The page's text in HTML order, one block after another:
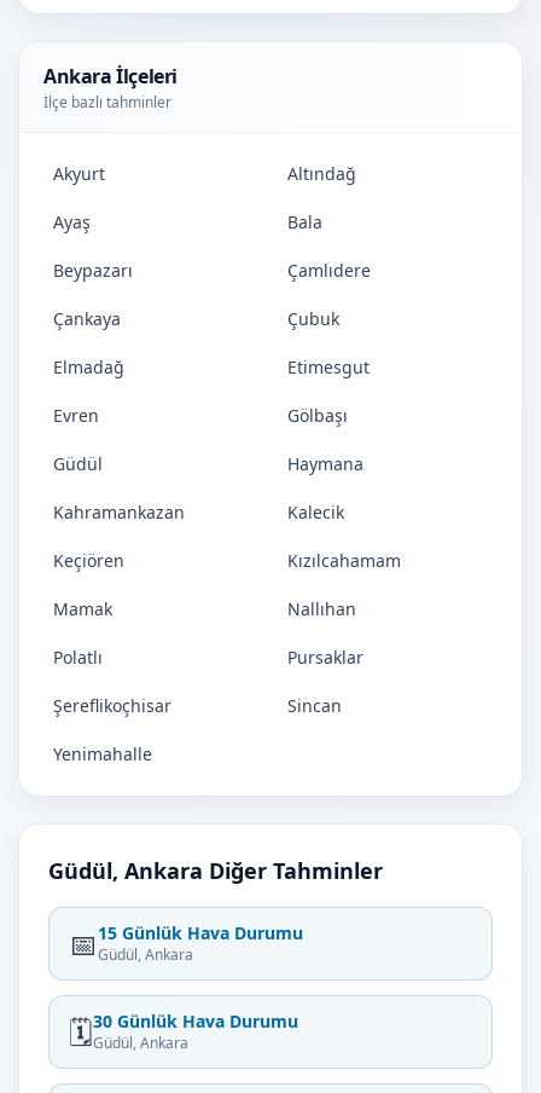
Ankara İlçeleri
İlçe bazlı tahminler
Akyurt Altındağ
Ayaş Bala
Beypazarı Çamlıdere
Çankaya Çubuk
Elmadağ Etimesgut
Evren Gölbaşı
Güdül Haymana
Kahramankazan Kalecik
Keçiören Kızılcahamam
Mamak Nallıhan
Polatlı Pursaklar
Şereflikoçhisar Sincan
Yenimahalle
Güdül, Ankara Diğer Tahminler
📅 15 Günlük Hava Durumu
Güdül, Ankara
🗓️30 Günlük Hava Durumu
Güdül, Ankara